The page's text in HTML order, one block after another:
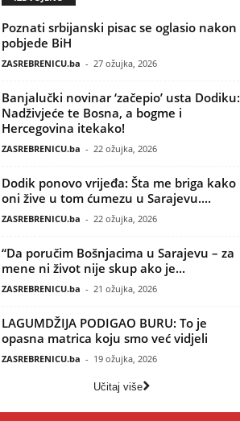
Poznati srbijanski pisac se oglasio nakon
pobjede BiH
ZASREBRENICU.ba - 27 ožujka, 2026
Banjalučki novinar ‘začepio’ usta Dodiku:
Nadživjeće te Bosna, a bogme i
Hercegovina itekako!
ZASREBRENICU.ba - 22 ožujka, 2026
Dodik ponovo vrijeđa: Šta me briga kako
oni žive u tom ćumezu u Sarajevu....
ZASREBRENICU.ba - 22 ožujka, 2026
“Da poručim Bošnjacima u Sarajevu – za
mene ni život nije skup ako je...
ZASREBRENICU.ba - 21 ožujka, 2026
LAGUMDŽIJA PODIGAO BURU: To je
opasna matrica koju smo već vidjeli
ZASREBRENICU.ba - 19 ožujka, 2026
Učitaj više